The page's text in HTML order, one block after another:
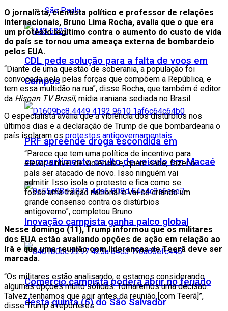
São Paulo
CDL pede solução para a falta de voos em
Campos
PRF apreende droga escondida em
compartimento oculto de veículo em Macaé
Inovação campista ganha palco global
Comércio campista poderá abrir no feriado
desta quinta (6) do São Salvador
O jornalista, cientista político e professor de relações
internacionais, Bruno Lima Rocha, avalia que o que era
um protesto legítimo contra o aumento do custo de vida
do país se tornou uma ameaça externa de bombardeio
pelos EUA.
“Diante de uma questão de soberania, a população foi
convocada pelo pelas forças que compõem a República, e
tem essa multidão na rua”, disse Rocha, que também é editor
da Hispan TV Brasil, mídia iraniana sediada no Brasil.
O especialista avalia que a violência dos distúrbios nos
últimos dias e a declaração de Trump de que bombardearia o
país isolaram os protestos antigovernamentais.
“Parece que tem uma política de incentivo para
elevar o nível de violência e, quem sabe, fazer o
país ser atacado de novo. Isso ninguém vai
admitir. Isso isola o protesto e fica como se
fosse uma traição nacional e vai se criando um
grande consenso contra os distúrbios
antigoverno”, completou Bruno.
Nesse domingo (11), Trump informou que os militares
dos EUA estão avaliando opções de ação em relação ao
Irã e que uma reunião com lideranças de Teerã deve ser
marcada.
“Os militares estão analisando, e estamos considerando
algumas opções muito sólidas. Tomaremos uma decisão.
Talvez tenhamos que agir antes da reunião [com Teerã]”,
disse Trump à repórteres.